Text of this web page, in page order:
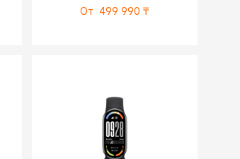
От 499 990 ₸